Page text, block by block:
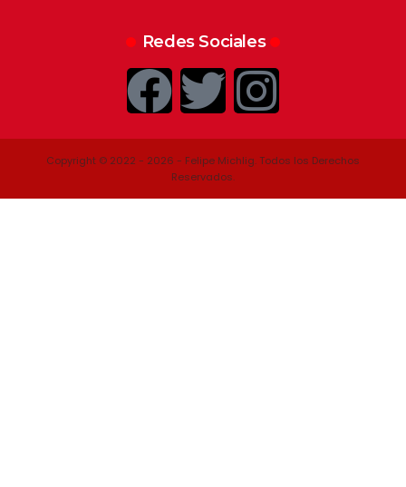
Redes Sociales
Copyright © 2022 - 2026 - Felipe Michlig. Todos los Derechos
Reservados.